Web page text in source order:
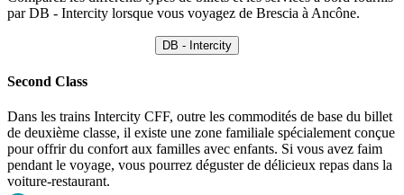
par DB - Intercity lorsque vous voyagez de Brescia à Ancône.
DB - Intercity
Second Class
Dans les trains Intercity CFF, outre les commodités de base du billet
de deuxième classe, il existe une zone familiale spécialement conçue
pour offrir du confort aux familles avec enfants. Si vous avez faim
pendant le voyage, vous pourrez déguster de délicieux repas dans la
voiture-restaurant.